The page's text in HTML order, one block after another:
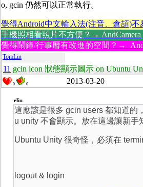
o, gcin 仍然可以正常執行。
覺得Android中文輸入法(注音、倉頡)
手機照相看照片不方便？→ AndCamera
覺得鬧鐘/行事曆有改進的空間？→
TomLin
11 gcin icon 狀態顯示圖示 on Ubuntu
0 0 2013-03-20
eliu
這應該是很多 gcin users 都知道的
u unity 不會顯示。放在這邊讓新手
Ubuntu Unity 很奇怪，必須在
logout & login